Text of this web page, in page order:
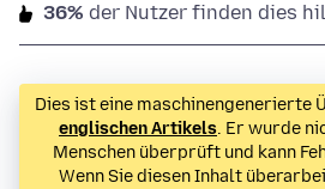
36% der Nutzer finden dies
Dies ist eine maschinengenerierte
englischen Artikels. Er wurde
Menschen überprüft und kann
Wenn Sie diesen Inhalt